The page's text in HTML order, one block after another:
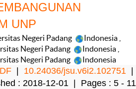
UNP
Negeri Padang Indonesia
Negeri Padang Indonesia
Negeri Padang Indonesia
10.24036/jsu.v6i2.102751
: 2018-12-01 | Pages : 5 - 11